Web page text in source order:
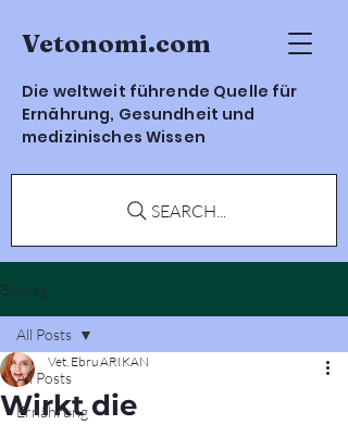
Vetonomi.com
Die weltweit führende Quelle für
Ernährung, Gesundheit und
medizinisches Wissen
SEARCH...
Beitrag
All Posts
Ernährung
All Posts
Wirkt die
Vet. Ebru ARIKAN